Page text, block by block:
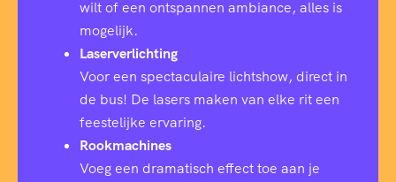
wilt of een ontspannen ambiance, alles is
mogelijk.
Laserverlichting
Voor een spectaculaire lichtshow, direct in
de bus! De lasers maken van elke rit een
feestelijke ervaring.
Rookmachines
Voeg een dramatisch effect toe aan je